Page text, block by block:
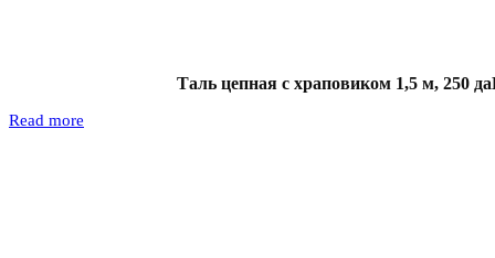
Таль цепная с храповиком 1,5 м, 250
Read more